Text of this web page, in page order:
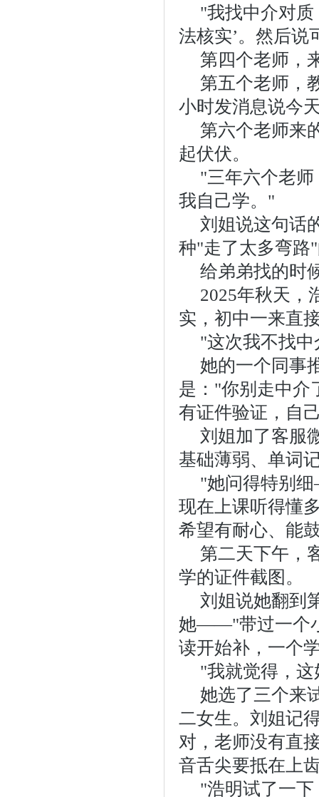
"我找中介对
法核实’。然后说
第四个老师，
第五个老师，
小时发消息说今
第六个老师来
起伏伏。
"三年六个老
我自己学。"
刘姐说这句话
种"走了太多弯路
给弟弟找的时
2025年秋天，
实，初中一来直
"这次我不找
她的一个同事
是："你别走中介
有证件验证，自
刘姐加了客服
基础薄弱、单词
"她问得特别
现在上课听得懂
希望有耐心、能
第二天下午，
学的证件截图。
刘姐说她翻到
她——"带过一个
读开始补，一个
"我就觉得，
她选了三个来
二女生。刘姐记
对，老师没有直
音舌尖要抵在上
"浩明试了一下